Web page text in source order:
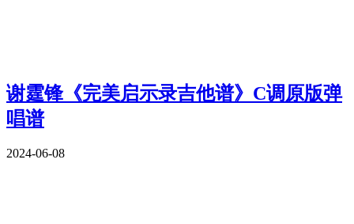
谢霆锋《完美启示录吉他谱》C调原版弹
唱谱
2024-06-08